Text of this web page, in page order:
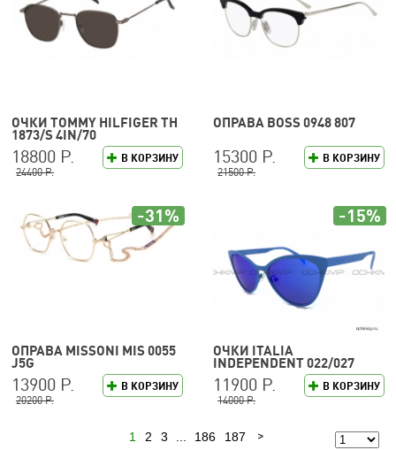
ОЧКИ TOMMY HILFIGER TH
1873/S 4IN/70
В КОРЗИНУ
18800 Р.
24400 Р.
ОПРАВА BOSS 0948 807
В КОРЗИНУ
15300 Р.
21500 Р.
ОПРАВА MISSONI MIS 0055
J5G
В КОРЗИНУ
13900 Р.
20200 Р.
-31%
ОЧКИ ITALIA
INDEPENDENT 022/027
В КОРЗИНУ
11900 Р.
14000 Р.
-15%
1 2 3 186 187